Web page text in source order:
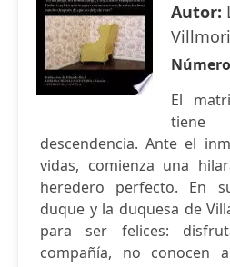
Autor:
El
descendencia. Ante el
vidas, comienza una
heredero perfecto. En
duque y la duquesa de
para ser felices:
compañía, no conocen